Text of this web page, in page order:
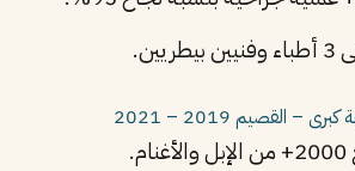
كبرى – القصيم 2019 – 2021